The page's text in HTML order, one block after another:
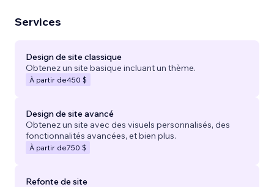
Services
Design de site classique
Obtenez un site basique incluant un thème.
À partir de450 $
Design de site avancé
Obtenez un site avec des visuels personnalisés, des
fonctionnalités avancées, et bien plus.
À partir de750 $
Refonte de site